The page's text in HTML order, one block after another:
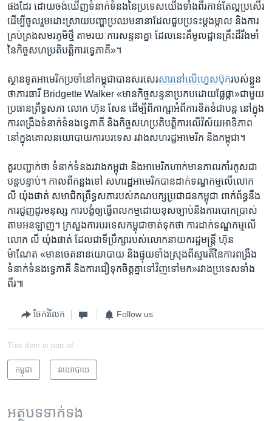
ផង​ដែរ ដោយ​ចង់​ឃើញ​ទំនាក់​ទំនង​នៃប្រទេស​យើង​ទាំង​ពីរ​កាន់​តែ​ល្អ​ប្រសើរ
ដើម្បី​ចូលរួម​ដោះស្រាយ​បញ្ហា​ប្រឈម​នានា​ដែល​ជួបប្រទះ​ម្តង​ម្កាល និងការ
គ្រប់គ្រង​សមរ​ភូមិថ្មី តាមរយៈការសន្ទនាគ្នា ដែលនេះគឺមូល​ដ្ឋាន​គ្រឹះដ៏រឹងមាំ​
នៃ​កិច្ច​សហប្រតិបត្តិការ​ទ្វេភាគី»។
ស្ថាន​ទូត​អាមេរិក​ប្រចាំ​នៅ​កម្ពុជា​បាន​សរសេរ​សារ​នៅ​លើ​ហ្វេស​ប៊ុក​របស់​ខ្លួន​
ថា​ភារធារី Bridgette Walker «មាន​កិច្ច​សន្ទនា​ប្រកប​ដោយ​ផ្លែផ្កា»​ជាមួយ​
ប្រធានព្រឹទ្ធ​សភា លោក ហ៊ុន សែន ដើម្បី​ពិភាក្សា​អំពី​ការ​ខិតខំ​ជា​បន្ត នៅ​ក្នុង​
ការ​ពង្រឹង​ទំនាក់​ទំនង​ទ្វេភាគី និង​កិច្ចសហ​ប្រតិបត្តិ​ការ​លើ​វិស័យអាទិភាព
នៅ​ក្នុង​គោល​នយោ​បាយ​ការបរទេស រវាង​សហរដ្ឋ​អាមេរិក និង​កម្ពុជា។
គួរ​បញ្ជាក់​ថា ​ទំនាក់​ទំនង​រវាង​កម្ពុជា និង​អាមេរិក​ហាក់​មាន​ភាព​រកាំ​រកូស​ជា​
បន្ត​បន្ទាប់។ កាល​ពី​កន្លង​ទៅ សហ​រដ្ឋ​អាមេរិក​បាន​ដាក់​ទណ្ឌកម្ម​លើ​លោក ​
លី យ៉ុងផាត់​ សមាជិក​ព្រឹទ្ធ​សភា​របស់​គណបក្ស​ប្រជាជន​កម្ពុជា ​ពាក់​ព័ន្ធ​នឹង​
ការ​ជួញ​ដូរ​មនុស្ស​ ការ​បង្ខំ​ឲ្យធ្វើ​ពលកម្ម​ដោយ​ខុស​ច្បាប់​និង​ការ​បោក​ប្រាស់​
តាម​អនឡាញ។ ក្រសួង​ការ​បរទេស​កម្ពុជា​ចាត់​ទុក​ថា ​ការ​ដាក់​ទណ្ឌកម្ម​លើ​
លោក​ លី យ៉ុងផាត់ ​ដែល​ជា​ទី​ប្រឹក្សា​របស់​លោក​នាយក​រដ្ឋមន្រ្តី ​ហ៊ុន
ម៉ាណែត ​«មាន​ចេតនា​នយោបាយ ​និង​ផ្ទុយ​ទាំង​ស្រុង​ពី​ស្មារតី​នៃ​ការ​ពង្រឹង​
ទំនាក់​ទំនង​ទ្វេ​ភាគី ​និង​ការ​ជឿ​ទុក​ចិត្ត​គ្នា​ទៅ​វិញ​ទៅ​មក»​រវាង​ប្រទេស​ទាំង​
ពីរ៕
ចែករំលែក Follow us
This item is part of
កម្ពុជា នយោបាយ
អត្ថបទ​ទាក់ទង